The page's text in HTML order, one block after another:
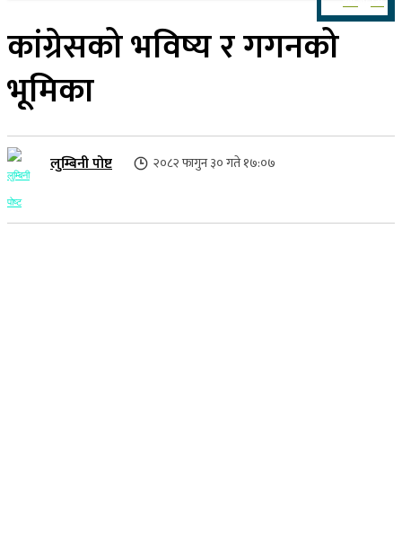
कांग्रेसको भविष्य र गगनको
भूमिका
लुम्बिनी पोष्ट २०८२ फागुन ३० गते १७:०७